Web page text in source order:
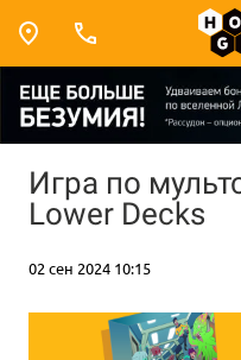
Игра по
Lower Decks
02 сен 2024 10:15